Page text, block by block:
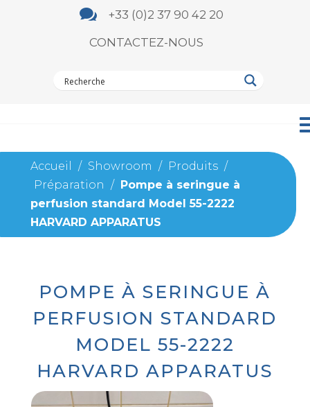

+33 (0)2 37 90 42 20
CONTACTEZ-NOUS
Accueil / Showroom / Produits /
Préparation /
Pompe à seringue à
perfusion standard Model 55-2222
HARVARD APPARATUS
POMPE À SERINGUE À
PERFUSION STANDARD
MODEL 55-2222
HARVARD APPARATUS